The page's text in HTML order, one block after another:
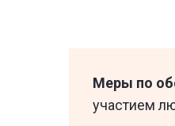
Меры по
участием